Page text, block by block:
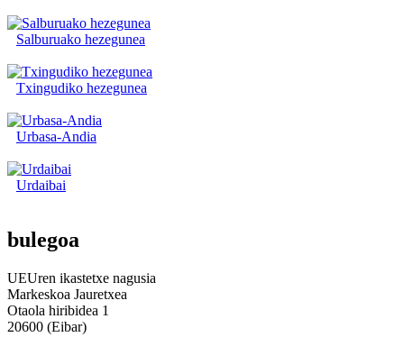
Salburuako hezegunea
Txingudiko hezegunea
Urbasa-Andia
Urdaibai
bulegoa
UEUren ikastetxe nagusia
Markeskoa Jauretxea
Otaola hiribidea 1
20600 (Eibar)